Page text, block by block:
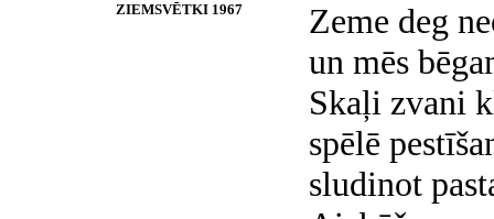
ZIEMSVĒTKI 1967
Zeme deg
un mēs
Skaļi zvani
spēlē
sludinot